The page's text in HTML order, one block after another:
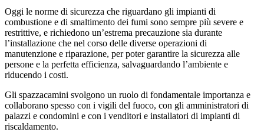
Oggi le norme di sicurezza che riguardano gli impianti di
combustione e di smaltimento dei fumi sono sempre più severe e
restrittive, e richiedono un’estrema precauzione sia durante
l’installazione che nel corso delle diverse operazioni di
manutenzione e riparazione, per poter garantire la sicurezza alle
persone e la perfetta efficienza, salvaguardando l’ambiente e
riducendo i costi.
Gli spazzacamini svolgono un ruolo di fondamentale importanza e
collaborano spesso con i vigili del fuoco, con gli amministratori di
palazzi e condomini e con i venditori e installatori di impianti di
riscaldamento.